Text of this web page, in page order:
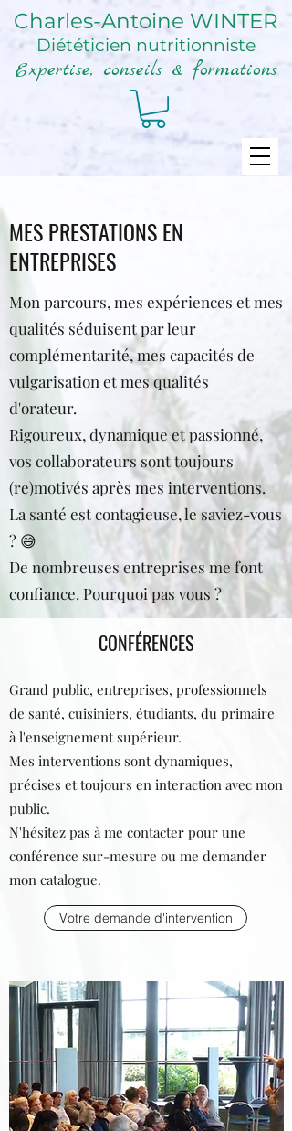
Charles-Antoine WINTER
Diététicien nutritionniste
Expertise, conseils & formations
MES PRESTATIONS EN
ENTREPRISES
Mon parcours, mes expériences et mes
qualités séduisent par leur
complémentarité, mes capacités de
vulgarisation et mes qualités
d'orateur.
Rigoureux, dynamique et passionné,
vos collaborateurs sont toujours
(re)motivés après mes interventions.
La santé est contagieuse, le saviez-vous
? 😅
De nombreuses entreprises me font
confiance. Pourquoi pas vous ?
CONFÉRENCES
Grand public, entreprises, professionnels
de santé, cuisiniers, étudiants, du primaire
à l'enseignement supérieur.
Mes interventions sont dynamiques,
précises et toujours en interaction avec mon
public.
N'hésitez pas à me contacter pour une
conférence sur-mesure ou me demander
mon catalogue.
Votre demande d'intervention